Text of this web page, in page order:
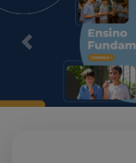
Previous